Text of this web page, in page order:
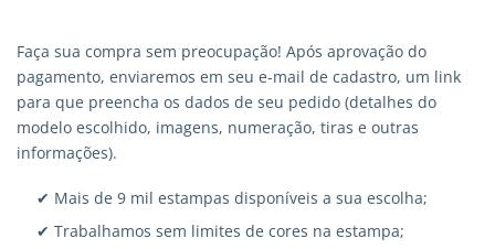
Faça sua compra sem preocupação! Após aprovação do
pagamento, enviaremos em seu e-mail de cadastro, um link
para que preencha os dados de seu pedido (detalhes do
modelo escolhido, imagens, numeração, tiras e outras
informações).
✔ Mais de 9 mil estampas disponíveis a sua escolha;
✔ Trabalhamos sem limites de cores na estampa;